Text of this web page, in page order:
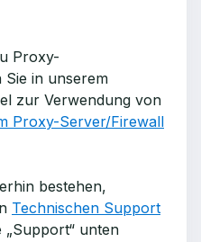
Proxy-
in unserem
zur Verwendung von
Proxy-Server/Firewall
bestehen,
Technischen Support
unten